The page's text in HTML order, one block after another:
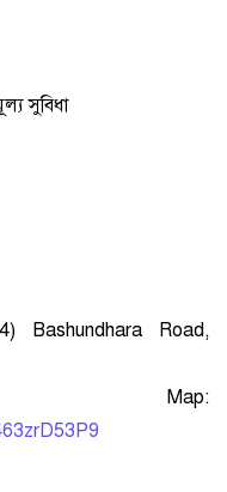
সুবিধা
Bashundhara Road,
Map: